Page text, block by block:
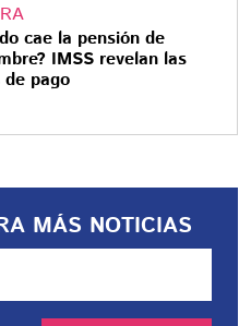
cae la pensión de
IMSS revelan las
pago
MÁS NOTICIAS